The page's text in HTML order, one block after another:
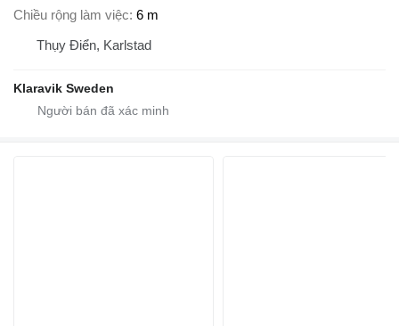
Chiều rộng làm việc 6 m
Thụy Điển, Karlstad
Klaravik Sweden